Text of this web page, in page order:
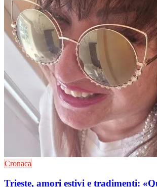
Cronaca
Trieste, amori estivi e tradimenti: